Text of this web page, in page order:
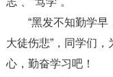
“黑发不知勤学早
大徒伤悲”，同学们
心，勤奋学习吧！